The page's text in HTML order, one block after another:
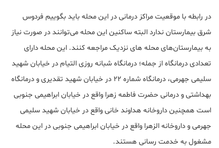
در رابطه با موقعیت مراکز درمانی در این محله باید بگوییم فردوس
شرق بیمارستان ندارد البته ساکنین این محله می‌توانند در صورت نیاز
به بیمارستان‌های محله های نزدیک مراجعه کنند. این محله دارای
تعدادی درمانگاه از جمله؛ درمانگاه شبانه روزی التیام در خیابان شهید
سلیمی جهرمی، درمانگاه شماره ۲۲ در خیابان شهید تقدیری و درمانگاه
بهداشتی و درمانی حضرت فاطمه زهرا واقع در خیابان ابراهیمی جنوبی
است همچنین داروخانه هداوند خانی واقع در خیابان شهید سلیمی
جهرمی و داروخانه الزهرا واقع در خیابان ابراهیمی جنوبی در این محله
مشغول به خدمت رسانی هستند.